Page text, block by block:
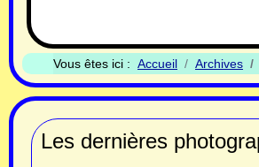
Vous êtes ici : Accueil Archives
Les dernières